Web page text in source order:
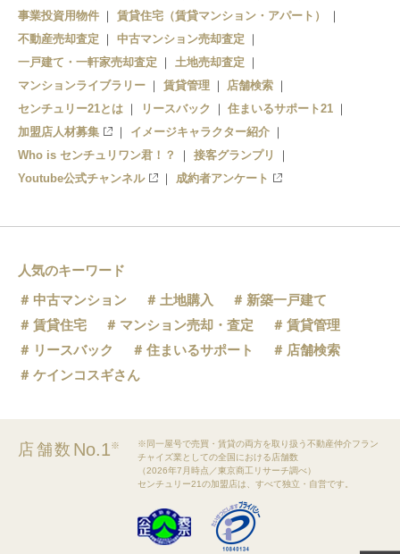
事業投資用物件
賃貸住宅（賃貸マンション・アパート）
不動産売却査定
中古マンション売却査定
一戸建て・一軒家売却査定
土地売却査定
マンションライブラリー
賃貸管理
店舗検索
センチュリー21とは
リースバック
住まいるサポート21
加盟店人材募集
イメージキャラクター紹介
Who is センチュリワン君！？
接客グランプリ
Youtube公式チャンネル
成約者アンケート
人気のキーワード
中古マンション
土地購入
新築一戸建て
賃貸住宅
マンション売却・査定
賃貸管理
リースバック
住まいるサポート
店舗検索
ケインコスギさん
店舗数 No.1※
※同一屋号で売買・賃貸の両方を取り扱う不動産仲介フラン
チャイズ業としての全国における店舗数
（2026年7月時点／東京商工リサーチ調べ）
センチュリー21の加盟店は、すべて独立・自営です。